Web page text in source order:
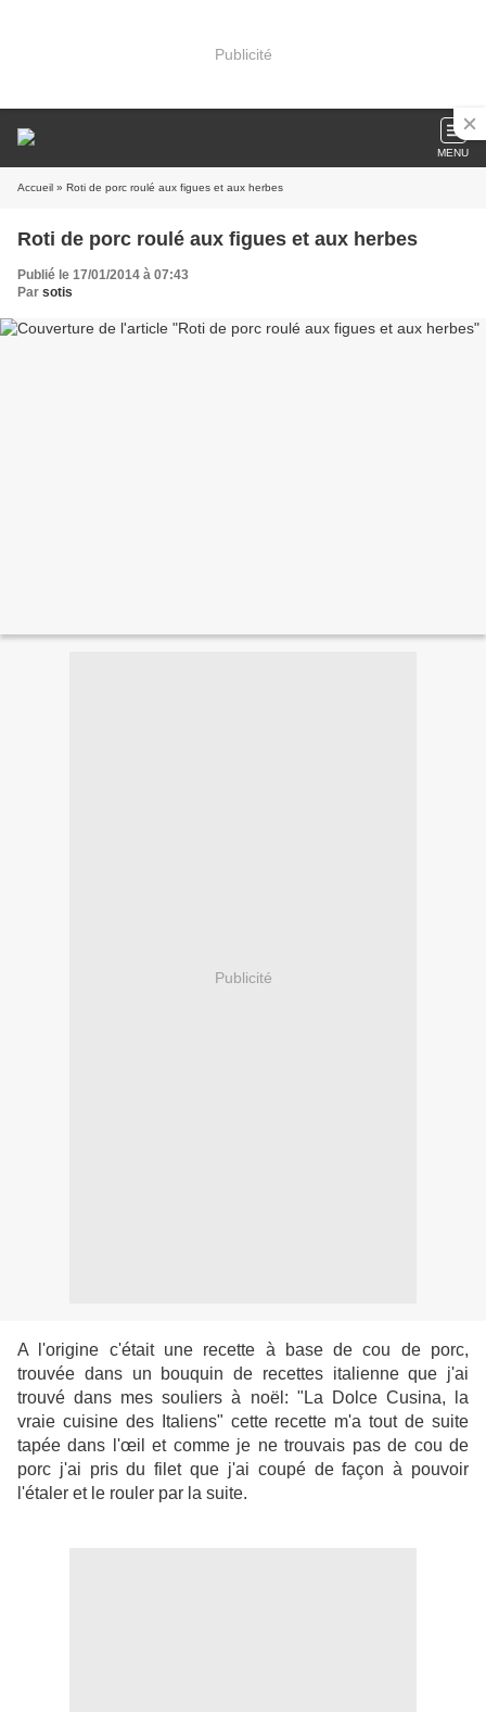
Publicité
MENU
Accueil » Roti de porc roulé aux figues et aux herbes
Roti de porc roulé aux figues et aux herbes
Publié le 17/01/2014 à 07:43
Par sotis
Publicité
A l'origine c'était une recette à base de cou de porc,
trouvée dans un bouquin de recettes italienne que j'ai
trouvé dans mes souliers à noël: "La Dolce Cusina, la
vraie cuisine des Italiens" cette recette m'a tout de suite
tapée dans l'œil et comme je ne trouvais pas de cou de
porc j'ai pris du filet que j'ai coupé de façon à pouvoir
l'étaler et le rouler par la suite.